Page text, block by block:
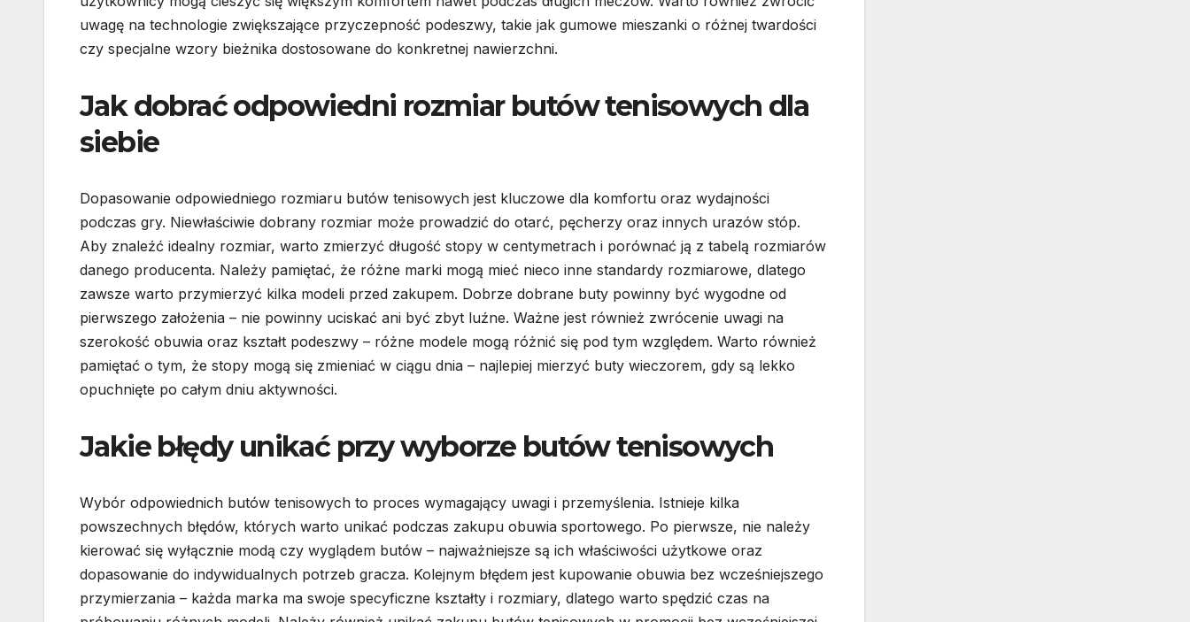
uwagę na technologie zwiększające przyczepność podeszwy, takie jak gumowe mieszanki o różnej twardości
czy specjalne wzory bieżnika dostosowane do konkretnej nawierzchni.
Jak dobrać odpowiedni rozmiar butów tenisowych dla
siebie
Dopasowanie odpowiedniego rozmiaru butów tenisowych jest kluczowe dla komfortu oraz wydajności
podczas gry. Niewłaściwie dobrany rozmiar może prowadzić do otarć, pęcherzy oraz innych urazów stóp.
Aby znaleźć idealny rozmiar, warto zmierzyć długość stopy w centymetrach i porównać ją z tabelą rozmiarów
danego producenta. Należy pamiętać, że różne marki mogą mieć nieco inne standardy rozmiarowe, dlatego
zawsze warto przymierzyć kilka modeli przed zakupem. Dobrze dobrane buty powinny być wygodne od
pierwszego założenia – nie powinny uciskać ani być zbyt luźne. Ważne jest również zwrócenie uwagi na
szerokość obuwia oraz kształt podeszwy – różne modele mogą różnić się pod tym względem. Warto również
pamiętać o tym, że stopy mogą się zmieniać w ciągu dnia – najlepiej mierzyć buty wieczorem, gdy są lekko
opuchnięte po całym dniu aktywności.
Jakie błędy unikać przy wyborze butów tenisowych
Wybór odpowiednich butów tenisowych to proces wymagający uwagi i przemyślenia. Istnieje kilka
powszechnych błędów, których warto unikać podczas zakupu obuwia sportowego. Po pierwsze, nie należy
kierować się wyłącznie modą czy wyglądem butów – najważniejsze są ich właściwości użytkowe oraz
dopasowanie do indywidualnych potrzeb gracza. Kolejnym błędem jest kupowanie obuwia bez wcześniejszego
przymierzania – każda marka ma swoje specyficzne kształty i rozmiary, dlatego warto spędzić czas na